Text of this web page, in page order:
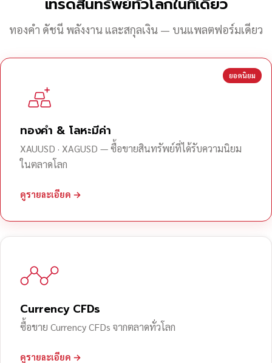
ทองคำ ดัชนี พลังงาน และสกุลเงิน — บนแพลตฟอร์มเดียว
ยอดนิยม
ทองคำ & โลหะมีค่า
XAUUSD · XAGUSD — ซื้อขายสินทรัพย์ที่ได้รับความนิยม
ในตลาดโลก
ดูรายละเอียด →
Currency CFDs
ซื้อขาย Currency CFDs จากตลาดทั่วโลก
ดูรายละเอียด →